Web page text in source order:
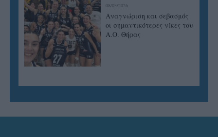
08/03/2026
Αναγνώριση και σεβασμός
οι σημαντικότερες νίκες του
Α.Ο. Θήρας